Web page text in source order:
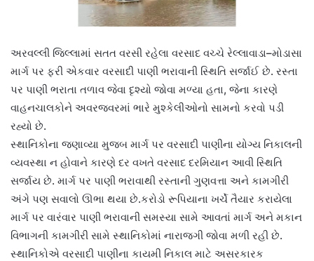
અરવલ્લી જિલ્લામાં સતત વરસી રહેલા વરસાદ વચ્ચે રેલ્લાવાડા–મોડાસા
માર્ગ પર ફરી એકવાર વરસાદી પાણી ભરાવાની સ્થિતિ સર્જાઈ છે. રસ્તા
પર પાણી ભરાતા તળાવ જેવા દૃશ્યો જોવા મળ્યા હતા, જેના કારણે
વાહનચાલકોને અવરજવરમાં ભારે મુશ્કેલીઓનો સામનો કરવો પડી
રહ્યો છે.
સ્થાનિકોના જણાવ્યા મુજબ માર્ગ પર વરસાદી પાણીના યોગ્ય નિકાલની
વ્યવસ્થા ન હોવાને કારણે દર વખતે વરસાદ દરમિયાન આવી સ્થિતિ
સર્જાય છે. માર્ગ પર પાણી ભરાવાથી રસ્તાની ગુણવત્તા અને કામગીરી
અંગે પણ સવાલો ઊભા થયા છે.કરોડો રૂપિયાના ખર્ચે તૈયાર કરાયેલા
માર્ગ પર વારંવાર પાણી ભરાવાની સમસ્યા સામે આવતાં માર્ગ અને મકાન
વિભાગની કામગીરી સામે સ્થાનિકોમાં નારાજગી જોવા મળી રહી છે.
સ્થાનિકોએ વરસાદી પાણીના કાયમી નિકાલ માટે અસરકારક